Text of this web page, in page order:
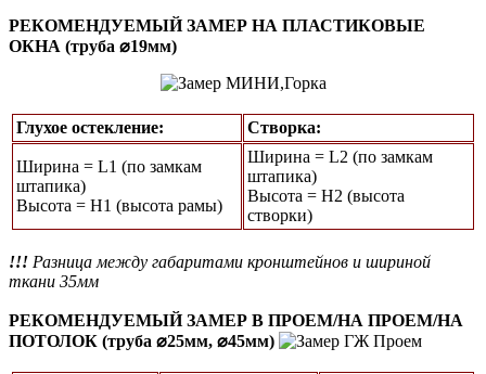
РЕКОМЕНДУЕМЫЙ ЗАМЕР НА ПЛАСТИКОВЫЕ
ОКНА (труба ⌀19мм)
Глухое остекление: Створка:
Ширина = L1 (по замкам
штапика)
Высота = Н1 (высота рамы)
Ширина = L2 (по замкам
штапика)
Высота = H2 (высота
створки)
!!! Разница между габаритами кронштейнов и шириной
ткани 35мм
РЕКОМЕНДУЕМЫЙ ЗАМЕР В ПРОЕМ/НА ПРОЕМ/НА
ПОТОЛОК (труба ⌀25мм, ⌀45мм)